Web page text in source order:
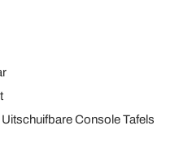
Uitschuifbare Console Tafels